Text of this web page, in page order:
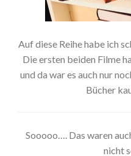
Auf diese Reihe habe ich
Die ersten beiden Filme
und da war es auch nur
Bücher
Sooooo…. Das waren
nicht